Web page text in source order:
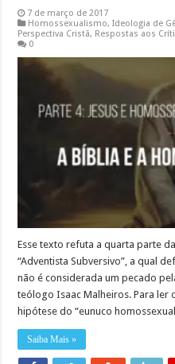
7 de março de 2017
Homossexualismo,Ideologia de
Perspectiva Cristã, Respostas aos
0
Esse texto refuta a quarta parte
“Adventista Subversivo”, a qual
não é considerada um pecado
teólogo Isaac Malheiros. Para ler
hipótese do “eunuco
Saiba Mais »